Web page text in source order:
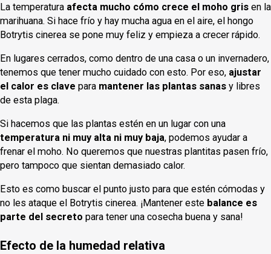
La temperatura afecta mucho cómo crece el moho gris en la
marihuana. Si hace frío y hay mucha agua en el aire, el hongo
Botrytis cinerea se pone muy feliz y empieza a crecer rápido.
En lugares cerrados, como dentro de una casa o un invernadero,
tenemos que tener mucho cuidado con esto. Por eso, ajustar
el calor es clave para mantener las plantas sanas y libres
de esta plaga.
Si hacemos que las plantas estén en un lugar con una
temperatura ni muy alta ni muy baja, podemos ayudar a
frenar el moho. No queremos que nuestras plantitas pasen frío,
pero tampoco que sientan demasiado calor.
Esto es como buscar el punto justo para que estén cómodas y
no les ataque el Botrytis cinerea. ¡Mantener este balance es
parte del secreto para tener una cosecha buena y sana!
Efecto de la humedad relativa